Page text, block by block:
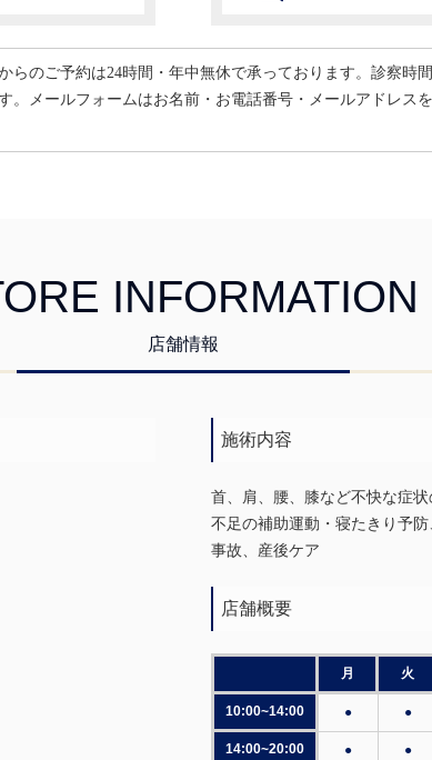
らのご予約は24時間・年中無休で承っております。診察時
。メールフォームはお名前・お電話番号・メールアドレス
INFORMATION
店舗情報
施術内容
首、肩、腰、膝など不快な症
不足の補助運動・寝たきり予
事故、産後ケア
店舗概要
月 火
10:00~14:00 ● ●
14:00~20:00 ● ●